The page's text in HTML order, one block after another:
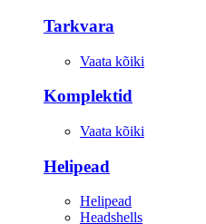
Tarkvara
Vaata kõiki
Komplektid
Vaata kõiki
Helipead
Helipead
Headshells